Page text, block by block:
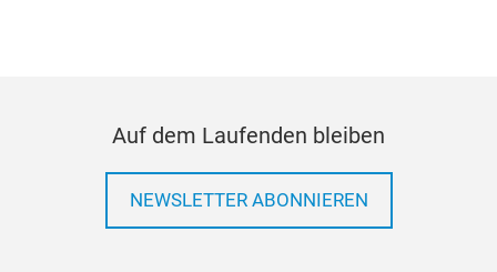
Auf dem Laufenden bleiben
NEWSLETTER ABONNIEREN